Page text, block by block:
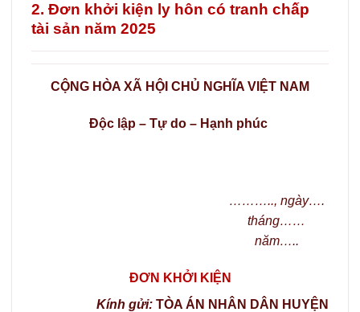
2. Đơn khởi kiện ly hôn có tranh chấp
tài sản năm 2025
CỘNG HÒA XÃ HỘI CHỦ NGHĨA VIỆT NAM
Độc lập – Tự do – Hạnh phúc
……….., ngày….
tháng……
năm…..
ĐƠN KHỞI KIỆN
Kính gửi: TÒA ÁN NHÂN DÂN HUYỆN